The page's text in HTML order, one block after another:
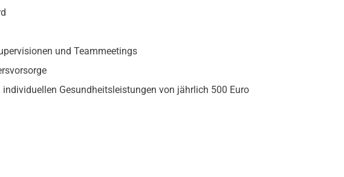
und Teammeetings
individuellen Gesundheitsleistungen von jährlich 500 Euro